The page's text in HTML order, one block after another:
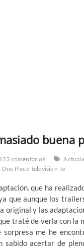
buena
23 comentarios
One Piece televisión tv
que ha
que aunque los
original y las
traté de verla con
me he
sabido acertar de